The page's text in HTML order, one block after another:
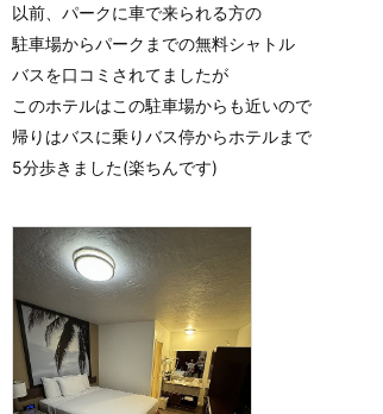
以前、パークに車で来られる方の
駐車場からパークまでの無料シャトル
バスを口コミされてましたが
このホテルはこの駐車場からも近いので
帰りはバスに乗りバス停からホテルまで
5分歩きました(楽ちんです)